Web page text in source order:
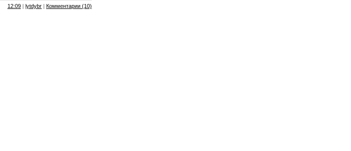
12:09 | lytdybr | Комментарии (10)